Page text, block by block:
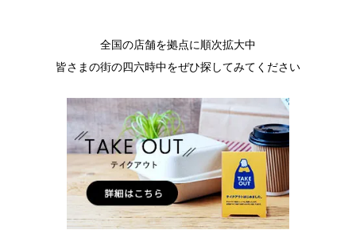
全国の店舗を拠点に順次拡大中
皆さまの街の四六時中をぜひ探してみてください